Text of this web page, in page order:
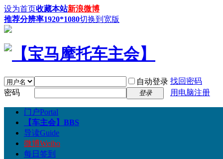
设为首页收藏本站新浪微博
推荐分辨率1920*1080切换到宽版
自动登录 找回密码
密码
登录 用电脑注册
门户Portal
【车主会】 BBS
导读Guide
微博Weibo
每日签到